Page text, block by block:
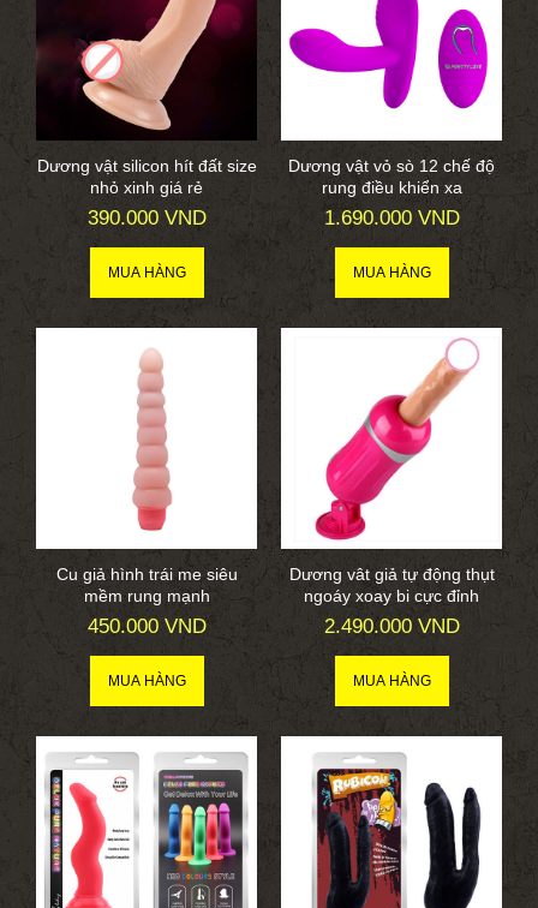
Dương vật silicon hít đất size
nhỏ xinh giá rẻ
390.000 VND
Dương vật vỏ sò 12 chế độ
rung điều khiển xa
1.690.000 VND
Cu giả hình trái me siêu
mềm rung mạnh
450.000 VND
Dương vât giả tự động thụt
ngoáy xoay bi cực đỉnh
2.490.000 VND